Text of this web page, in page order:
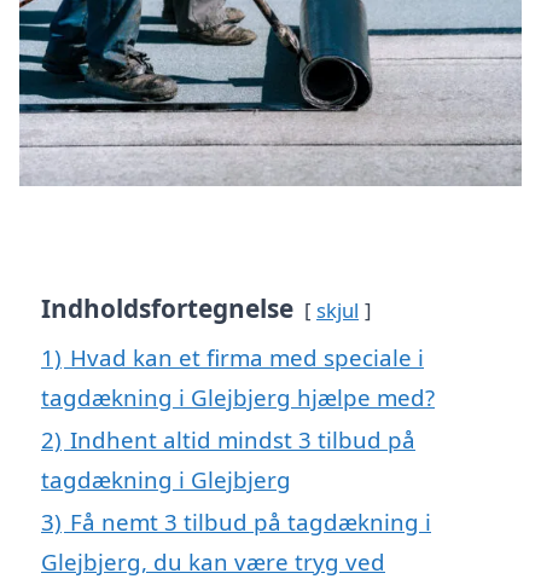
Indholdsfortegnelse skjul
1) Hvad kan et firma med speciale i
tagdækning i Glejbjerg hjælpe med?
2) Indhent altid mindst 3 tilbud på
tagdækning i Glejbjerg
3) Få nemt 3 tilbud på tagdækning i
Glejbjerg, du kan være tryg ved